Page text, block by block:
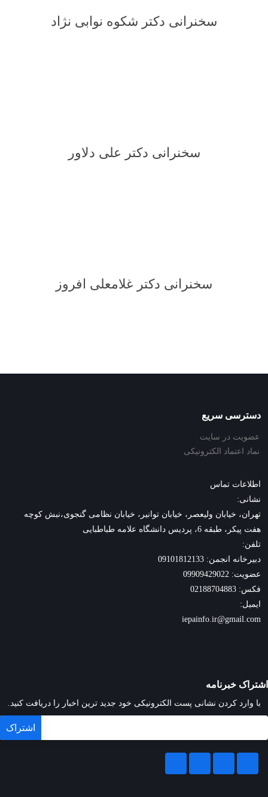
سخنرانی دکتر شکوه نوابی نژاد
سخنرانی دکتر علی دلاور
سخنرانی دکتر غلامعلی افروز
دسترسی سریع
عضویت در سایت
نماد اعتماد الکترونیکی
اطلاعات تماس
نشانی:
تهران، خیابان ولیعصر، خیابان توانیر، خیابان نظامی گنجوی،نبش کوچه
هفت پیکر، طبقه 6، پردیس دانشگاه علامه طباطبایی
تلفن:
دبیرخانه انجمن: 09101812133
عضویت: 09909429022
فکس: 02188704883
ایمیل:
iepainfo.ir@gmail.com
اشتراک خبرنامه
با وارد کردن نشانی پست الکترونیکی خود جدید ترین اخبار را دریافت کنید.